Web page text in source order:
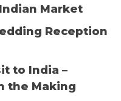
Market
Reception
to India –
the Making